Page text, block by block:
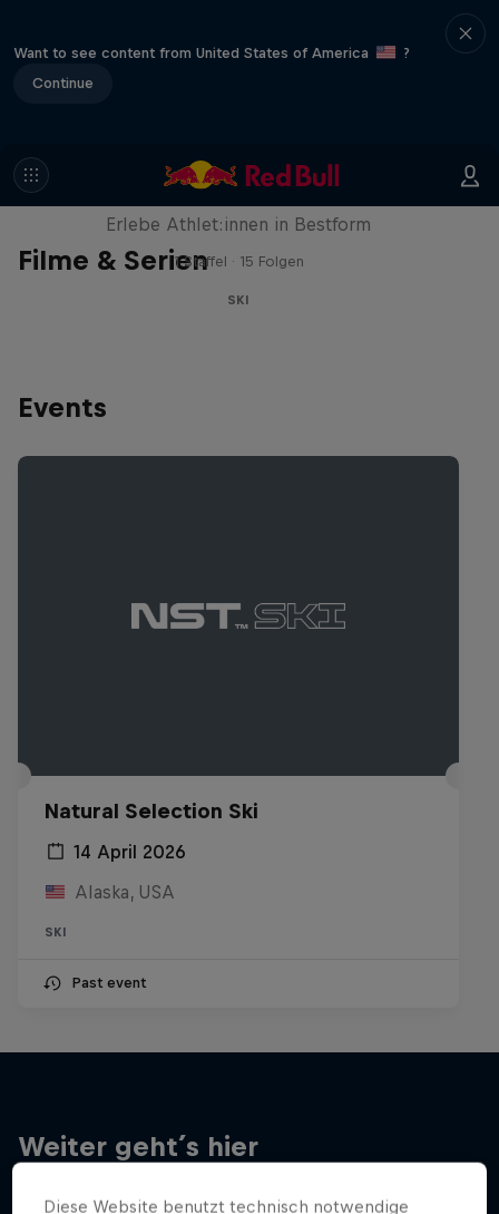
Want to see content from United States of America
?
Continue
Filme & Serien
Winter Heroes
Erlebe Athlet:innen in Bestform
1 Staffel · 15 Folgen
SKI
Events
Natural Selection Ski
14 April 2026
Alaska, USA
SKI
Past event
Weiter geht´s hier
Diese Website benutzt technisch notwendige